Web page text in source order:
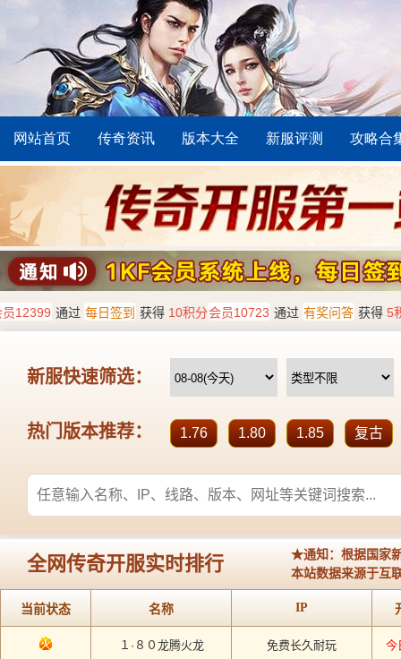
网站首页 传奇资讯 版本大全 新服评测 攻略合